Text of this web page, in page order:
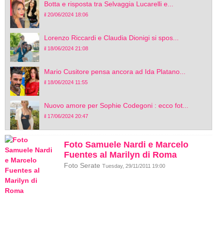
Botta e risposta tra Selvaggia Lucarelli e...
il 20/06/2024 18:06
Lorenzo Riccardi e Claudia Dionigi si spos...
il 18/06/2024 21:08
Mario Cusitore pensa ancora ad Ida Platano...
il 18/06/2024 11:55
Nuovo amore per Sophie Codegoni : ecco fot...
il 17/06/2024 20:47
Foto Samuele Nardi e Marcelo
Fuentes al Marilyn di Roma
Foto Serate Tuesday, 29/11/2011 19:00